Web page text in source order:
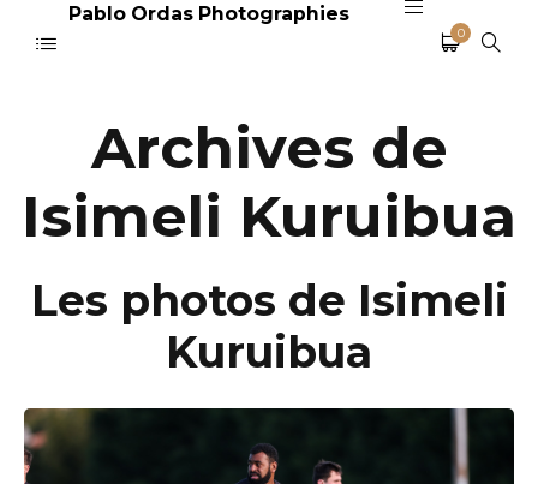
Pablo Ordas Photographies
0
Archives de
Isimeli Kuruibua
Les photos de Isimeli
Kuruibua